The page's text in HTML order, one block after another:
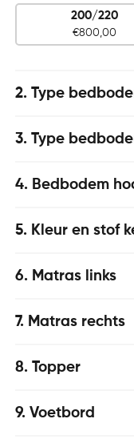
200/220
€800,00
2 Type
3 Type
4 Bedbodem
5 Kleur en stof
6 Matras links
7 Matras rechts
8 Topper
9 Voetbord